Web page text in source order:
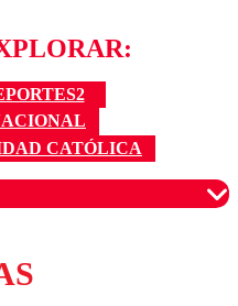
CATÓLICA
para garantizar un